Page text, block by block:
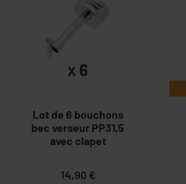
Lot de 6 bouchons
bec verseur PP31,5
avec clapet
14,90 €